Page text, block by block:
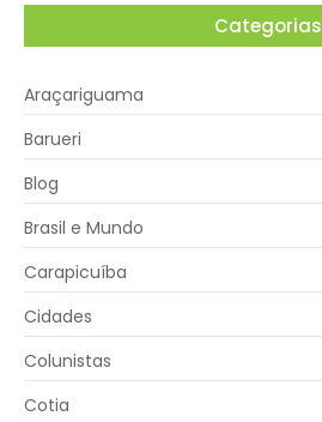
Categorias
Araçariguama
Barueri
Blog
Brasil e Mundo
Carapicuíba
Cidades
Colunistas
Cotia